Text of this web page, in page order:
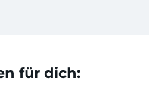
für dich: